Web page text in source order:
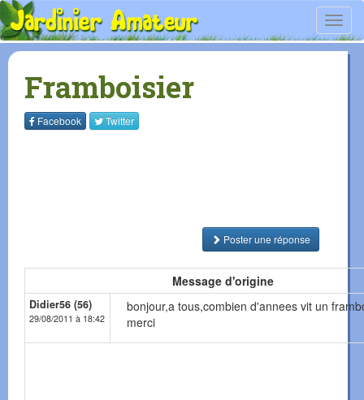
Framboisier
Facebook Twitter
Poster une réponse
Message d'origine
Didier56 (56)
29/08/2011 à 18:42
bonjour,a tous,combien d'annees vit un
merci